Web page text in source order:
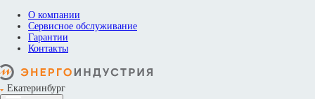
О компании
Сервисное обслуживание
Гарантии
Контакты
Екатеринбург